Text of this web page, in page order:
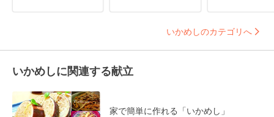
いかめしのカテゴリへ
いかめしに関連する献立
家で簡単に作れる「いかめし」